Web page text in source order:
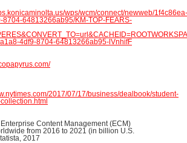
wps/wcm/connect/newweb/1f4c86ea-
8704-64813266ab95/KM-TOP-FEARS-
4df9-8704-64813266ab95-lVnhifF
2017/07/17/business/dealbook/student-
Content Management (ECM)
from 2016 to 2021 (in billion U.S.
2017